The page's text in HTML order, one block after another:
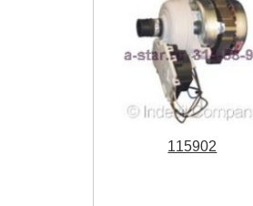
115902